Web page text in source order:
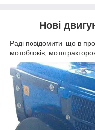
Нові
Раді повідомити, що в
мотоблоків,